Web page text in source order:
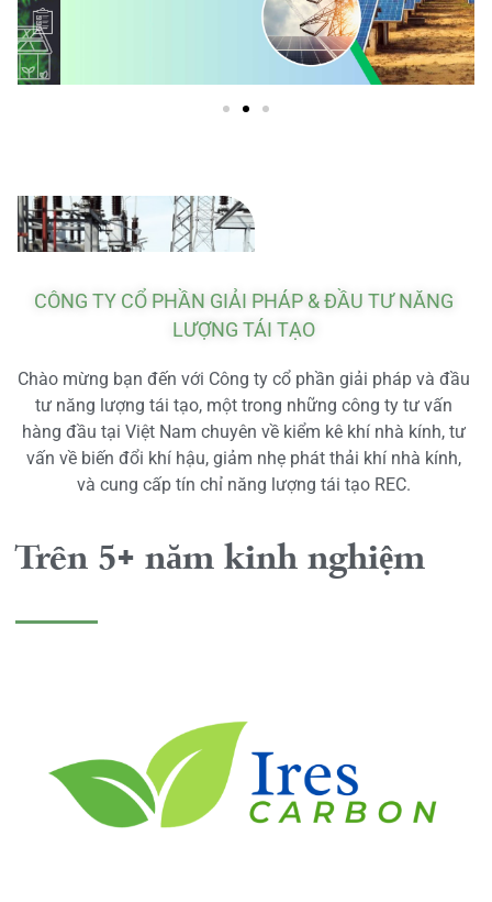
CÔNG TY CỔ PHẦN GIẢI PHÁP & ĐẦU TƯ NĂNG
LƯỢNG TÁI TẠO
Chào mừng bạn đến với Công ty cổ phần giải pháp và đầu
tư năng lượng tái tạo, một trong những công ty tư vấn
hàng đầu tại Việt Nam chuyên về kiểm kê khí nhà kính, tư
vấn về biến đổi khí hậu, giảm nhẹ phát thải khí nhà kính,
và cung cấp tín chỉ năng lượng tái tạo REC.
Trên 5+ năm kinh nghiệm